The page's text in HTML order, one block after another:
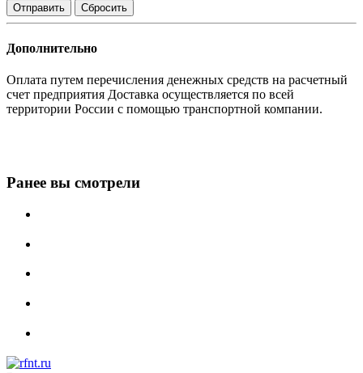
Сбросить
Дополнительно
Оплата путем перечисления денежных средств на расчетный
счет предприятия Доставка осуществляется по всей
территории России с помощью транспортной компании.
Ранее вы смотрели